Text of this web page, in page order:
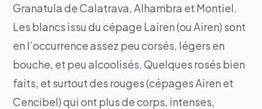
Granatula de Calatrava, Alhambra et Montiel.
Les blancs issu du cépage Lairen (ou Airen) sont
en l’occurrence assez peu corsés, légers en
bouche, et peu alcoolisés. Quelques rosés bien
faits, et surtout des rouges (cépages Airen et
Cencibel) qui ont plus de corps, intenses,